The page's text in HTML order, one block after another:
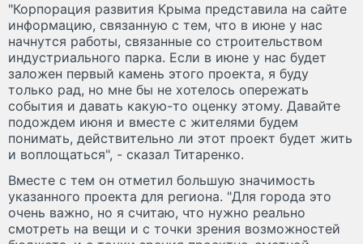
"Корпорация развития Крыма представила на сайте
информацию, связанную с тем, что в июне у нас
начнутся работы, связанные со строительством
индустриального парка. Если в июне у нас будет
заложен первый камень этого проекта, я буду
только рад, но мне бы не хотелось опережать
события и давать какую-то оценку этому. Давайте
подождем июня и вместе с жителями будем
понимать, действительно ли этот проект будет жить
и воплощаться", - сказал Титаренко.
Вместе с тем он отметил большую значимость
указанного проекта для региона. "Для города это
очень важно, но я считаю, что нужно реально
смотреть на вещи и с точки зрения возможностей